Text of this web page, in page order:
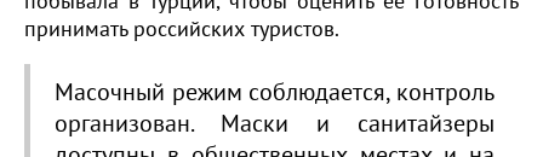
принимать российских туристов.
Масочный режим соблюдается, контроль
организован. Маски и санитайзеры